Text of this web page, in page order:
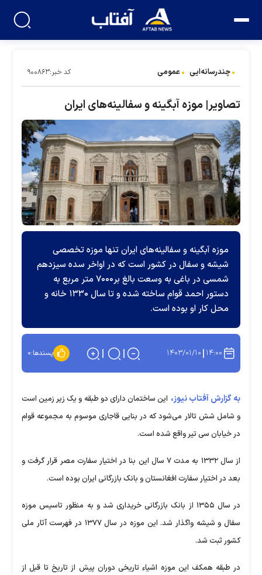
چندرسانه‌ایی عمومی کد خبر:۹۰۰۸۶۳
تصاویر| موزه آبگینه و سفالینه‌های ایران
موزه آبگینه و سفالینه‌های ایران تنها موزه تخصصی
شیشه و سفال در کشور است که در اواخر سده سیزدهم
شمسی در باغی به وسعت بالغ بر۷۰۰۰ متر مربع به
دستور احمد قوام ساخته شده و تا سال ۱۳۳۰ خانه و
محل کار او بوده است.
۱۴:۰۰ ۱۴۰۳/۰۱/۱۰ پسندها:۰
به گزارش آفتاب نیوز، این ساختمان دارای دو طبقه و یک زیر زمین است
و شامل شش تالار می‌شود که در بنایی قاجاری موسوم به مجموعه قوام
در خیابان سی تیر واقع شده است.
از سال ۱۳۳۲ به مدت ۷ سال این بنا در اختیار سفارت مصر قرار گرفت و
بعد در اختیار سفارت افغانستان و بانک بازرگانی ایران بوده است.
در سال ۱۳۵۵ از بانک بازرگانی خریداری شد و به منظور تاسیس موزه
سفال و شیشه واگذار شد. این موزه در سال ۱۳۷۷ در فهرست آثار ملی
کشور ثبت شد.
در طبقه همکف این موزه اشیاء تاریخی دوران پیش از تاریخ تا قبل از